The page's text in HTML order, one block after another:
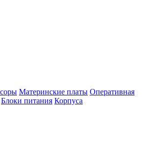
Материнские платы Оперативная
Блоки питания Корпуса